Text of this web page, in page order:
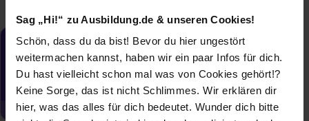
Sag „Hi!“ zu Ausbildung.de & unseren Cookies!
Schön, dass du da bist! Bevor du hier ungestört
weitermachen kannst, haben wir ein paar Infos für dich.
Du hast vielleicht schon mal was von Cookies gehört!?
Keine Sorge, das ist nicht Schlimmes. Wir erklären dir
hier, was das alles für dich bedeutet. Wunder dich bitte
Du möchtest neue Stellen automatisch
zugeschickt bekommen?
Jetzt aktivieren